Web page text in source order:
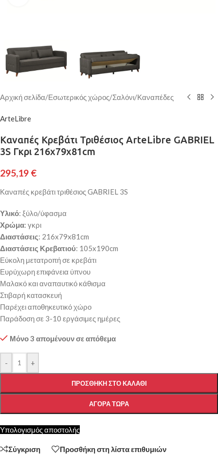
Αρχική σελίδα/Εσωτερικός χώρος/Σαλόνι/Καναπέδες
ArteLibre
Καναπές Κρεβάτι Τριθέσιος ArteLibre GABRIEL
3S Γκρι 216x79x81cm
295,19 €
Καναπές κρεβάτι τριθέσιος GABRIEL 3S
Υλικό: ξύλο/ύφασμα
Χρώμα: γκρι
Διαστάσεις: 216x79x81cm
Διαστάσεις Κρεβατιού: 105x190cm
Εύκολη μετατροπή σε κρεβάτι
Ευρύχωρη επιφάνεια ύπνου
Μαλακό και αναπαυτικό κάθισμα
Στιβαρή κατασκευή
Παρέχει αποθηκευτικό χώρο
Παράδοση σε 3-10 εργάσιμες ημέρες
Μόνο 3 απομένουν σε απόθεμα
- +
ΠΡΟΣΘΉΚΗ ΣΤΟ ΚΑΛΆΘΙ
ΑΓΟΡΆ ΤΏΡΑ
Υπολογισμός αποστολής
Σύγκριση Προσθήκη στη λίστα επιθυμιών